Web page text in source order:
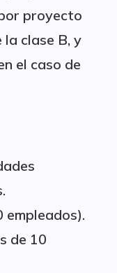
proyecto
clase B, y
el caso de
empleados).
de 10